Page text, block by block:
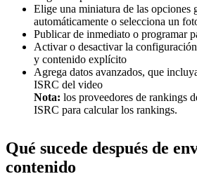
Elige una miniatura de las opciones
automáticamente o selecciona un
Publicar de inmediato o programar
Activar o desactivar la
y contenido explícito
Agrega datos avanzados, que
ISRC del video
Nota: los proveedores de rankings
ISRC para calcular los rankings.
Qué sucede después de
contenido